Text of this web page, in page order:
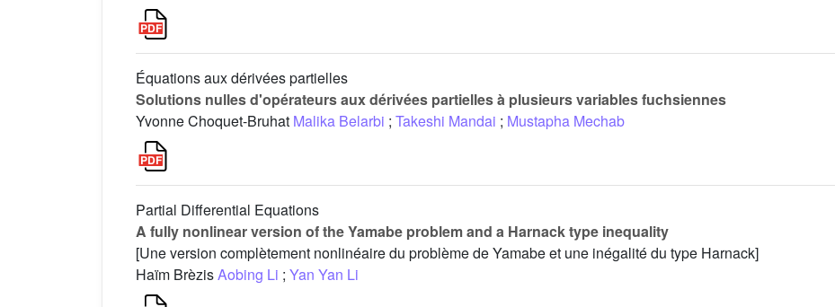
Équations aux dérivées partielles
Solutions nulles d'opérateurs aux dérivées partielles à plusieurs variables fuchsiennes
Yvonne Choquet-Bruhat Malika Belarbi ; Takeshi Mandai ; Mustapha Mechab
Partial Differential Equations
A fully nonlinear version of the Yamabe problem and a Harnack type inequality
[Une version complètement nonlinéaire du problème de Yamabe et une inégalité du type Harnack]
Haïm BrèzisAobing Li ; Yan Yan Li